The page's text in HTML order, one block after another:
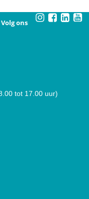
Volg ons
tot 17.00 uur)